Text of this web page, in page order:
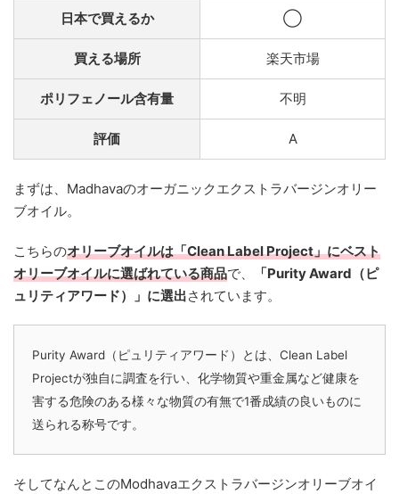
日本で買えるか ◯
買える場所 楽天市場
ポリフェノール含有量 不明
評価 A
まずは、Madhavaのオーガニックエクストラバージンオリー
ブオイル。
こちらのオリーブオイルは「Clean Label Project」にベスト
オリーブオイルに選ばれている商品で、
「Purity Award（ピ
ュリティアワード）」に選出されています。
Purity Award（ピュリティアワード）とは、Clean Label
Projectが独自に調査を行い、化学物質や重金属など健康を
害する危険のある様々な物質の有無で1番成績の良いものに
送られる称号です。
そしてなんとこのModhavaエクストラバージンオリーブオイ